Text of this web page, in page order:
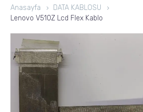
Anasayfa
DATA KABLOSU
Lenovo V510Z Lcd Flex Kablo